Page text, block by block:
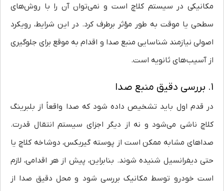
مکانیکی در سیستم کلاچ است و نمی‌توان آن را با روش‌های
سطحی یا موقت به طور مؤثر برطرف کرد. در این شرایط، رویکرد
اصولی نیازمند شناسایی منبع صدا و اقدام به موقع برای جلوگیری
از آسیب‌های ثانویه است.
۱. بررسی دقیق منبع صدا
در قدم اول باید تشخیص داده شود که صدا واقعاً از بلبرینگ
کلاچ ناشی می‌شود و نه از دیگر اجزای سیستم انتقال قدرت.
صداهای مشابه ممکن است از پوسته گیربکس، دوشاخه کلاچ یا
حتی دیفرانسیل شنیده شوند. بنابراین، پیش از هر اقدامی، لازم
است خودرو توسط مکانیک بررسی شود و محل دقیق صدا از